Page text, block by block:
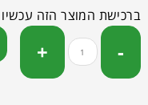
ברכישת המוצר הזה